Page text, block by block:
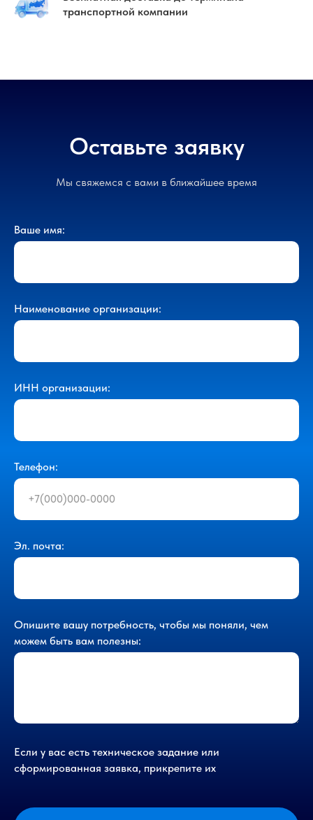
транспортной компании
Оставьте заявку
Мы свяжемся с вами в ближайшее время
Ваше имя:
Наименование организации:
ИНН организации:
Телефон:
Эл. почта:
Опишите вашу потребность, чтобы мы поняли, чем
можем быть вам полезны:
Если у вас есть техническое задание или
сформированная заявка, прикрепите их